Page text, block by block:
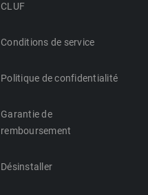
CLUF
Conditions de service
Politique de confidentialité
Garantie de
remboursement
Désinstaller